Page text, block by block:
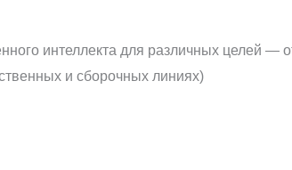
интеллекта для различных целей —
и сборочных линиях)